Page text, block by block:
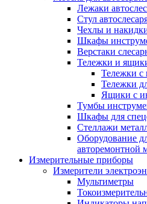
Лежаки
Стул
Чехлы и
Шкафы
Верстаки
Тележки и
Тележки с
Тележки
Ящики с
Тумбы
Шкафы для
Стеллажи
Оборудование
авторемонтной
Измерительные приборы
Измерители
Мультиметры